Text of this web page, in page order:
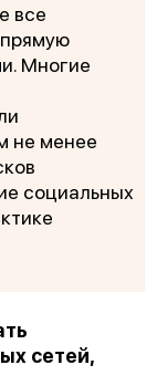
все
Многие
не менее
социальных
сетей,